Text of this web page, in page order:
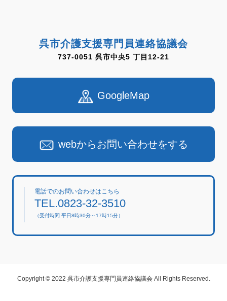
呉市介護支援専門員連絡協議会
737-0051 呉市中央5 丁目12-21
GoogleMap
webからお問い合わせをする
電話でのお問い合わせはこちら
TEL.0823-32-3510
（受付時間 平日8時30分～17時15分）
Copyright © 2022 呉市介護支援専門員連絡協議会 All Rights Reserved.